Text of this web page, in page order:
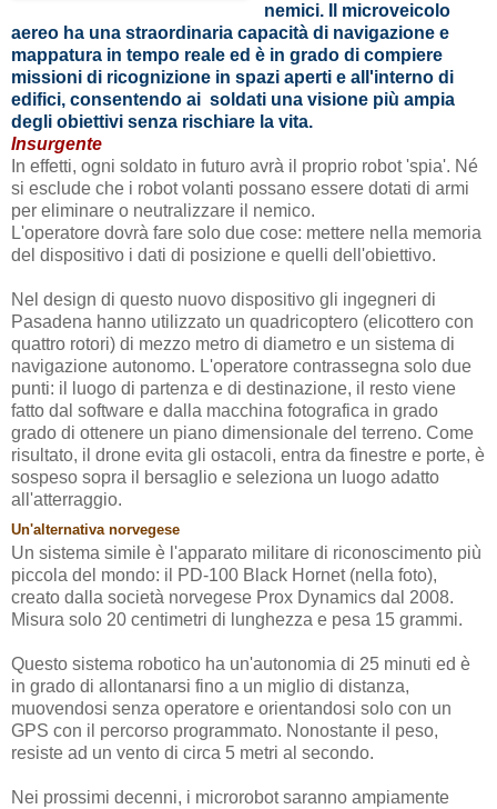
nemici. Il microveicolo
aereo ha una straordinaria capacità di navigazione e
mappatura in tempo reale ed è in grado di compiere
missioni di ricognizione in spazi aperti e all'interno di
edifici, consentendo ai soldati una visione più ampia
degli obiettivi senza rischiare la vita.
Insurgente
In effetti, ogni soldato in futuro avrà il proprio robot 'spia'. Né
si esclude che i robot volanti possano essere dotati di armi
per eliminare o neutralizzare il nemico.
L'operatore dovrà fare solo due cose: mettere nella memoria
del dispositivo i dati di posizione e quelli dell'obiettivo.
Nel design di questo nuovo dispositivo gli ingegneri di
Pasadena hanno utilizzato un quadricoptero (elicottero con
quattro rotori) di mezzo metro di diametro e un sistema di
navigazione autonomo. L'operatore contrassegna solo due
punti: il luogo di partenza e di destinazione, il resto viene
fatto dal software e dalla macchina fotografica in grado
grado di ottenere un piano dimensionale del terreno. Come
risultato, il drone evita gli ostacoli, entra da finestre e porte, è
sospeso sopra il bersaglio e seleziona un luogo adatto
all'atterraggio.
Un'alternativa norvegese
Un sistema simile è l'apparato militare di riconoscimento più
piccola del mondo: il PD-100 Black Hornet (nella foto),
creato dalla società norvegese Prox Dynamics dal 2008.
Misura solo 20 centimetri di lunghezza e pesa 15 grammi.
Questo sistema robotico ha un'autonomia di 25 minuti ed è
in grado di allontanarsi fino a un miglio di distanza,
muovendosi senza operatore e orientandosi solo con un
GPS con il percorso programmato. Nonostante il peso,
resiste ad un vento di circa 5 metri al secondo.
Nei prossimi decenni, i microrobot saranno ampiamente